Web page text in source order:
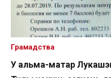
У альма-матар
Грамадства